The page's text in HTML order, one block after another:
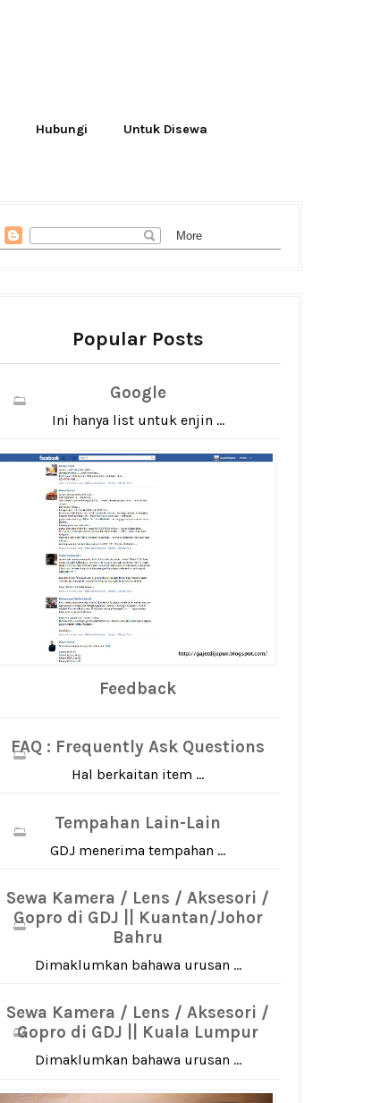
Hubungi Untuk Disewa
Popular Posts
Google
Ini hanya list untuk enjin ...
Feedback
FAQ : Frequently Ask Questions
Hal berkaitan item ...
Tempahan Lain-Lain
GDJ menerima tempahan ...
Sewa Kamera / Lens / Aksesori /
Gopro di GDJ || Kuantan/Johor
Bahru
Dimaklumkan bahawa urusan ...
Sewa Kamera / Lens / Aksesori /
Gopro di GDJ || Kuala Lumpur
Dimaklumkan bahawa urusan ...